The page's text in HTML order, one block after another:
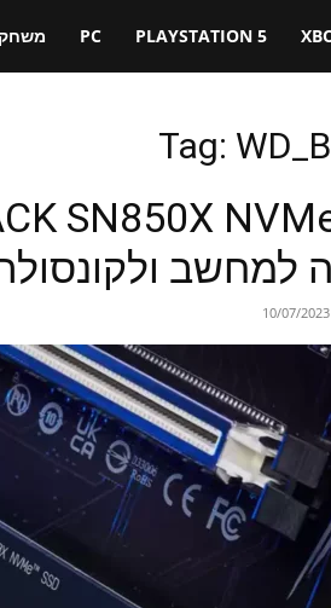
PC PLAYSTATION 5
Tag:
למחשב
10/07/2023